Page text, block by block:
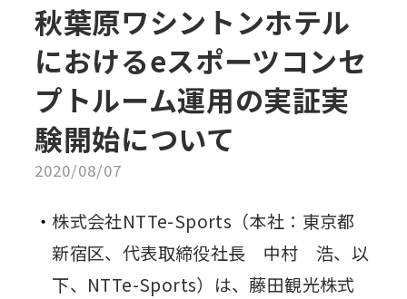
秋葉原ワシントンホテル
におけるeスポーツコンセ
プトルーム運用の実証実
験開始について
2020/08/07
株式会社NTTe-Sports（本社：東京都
新宿区、代表取締役社長 中村 浩、以
下、NTTe-Sports）は、藤田観光株式